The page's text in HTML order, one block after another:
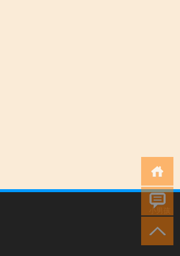
小男孩